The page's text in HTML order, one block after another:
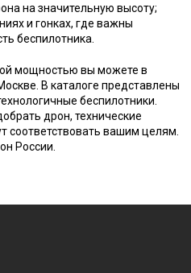
на значительную высоту;
и гонках, где важны
беспилотника.
мощностью вы можете в
В каталоге представлены
беспилотники.
дрон, технические
соответствовать вашим целям.
России.